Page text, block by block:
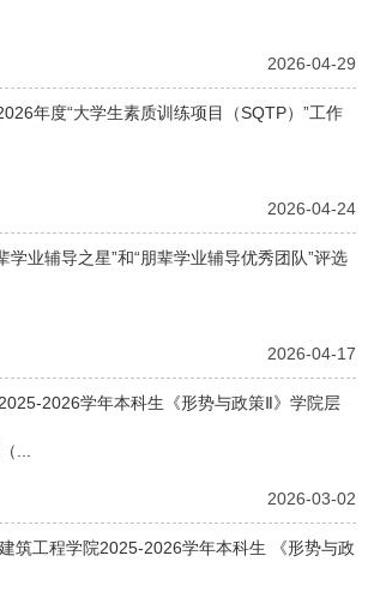
2026-04-29
年度“大学生素质训练项目（SQTP）”工作
2026-04-24
学业辅导之星”和“朋辈学业辅导优秀团队”评选
2026-04-17
2026学年本科生《形势与政策Ⅱ》学院层
...
2026-03-02
筑工程学院2025-2026学年本科生 《形势与政